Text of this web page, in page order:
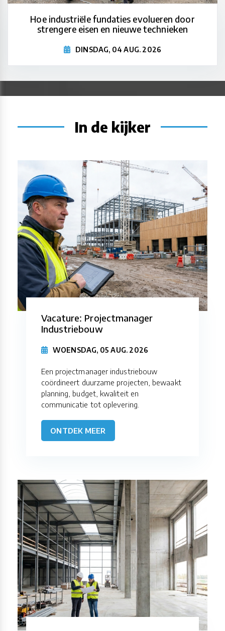
Hoe industriële fundaties evolueren door
strengere eisen en nieuwe technieken
DINSDAG, 04 AUG. 2026
In de kijker
Vacature: Projectmanager
Industriebouw
WOENSDAG, 05 AUG. 2026
Een projectmanager industriebouw
coördineert duurzame projecten, bewaakt
planning, budget, kwaliteit en
communicatie tot oplevering.
ONTDEK MEER